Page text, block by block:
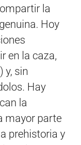
la
Hoy
en la caza,
y, sin
Hay
la
mayor parte
prehistoria y